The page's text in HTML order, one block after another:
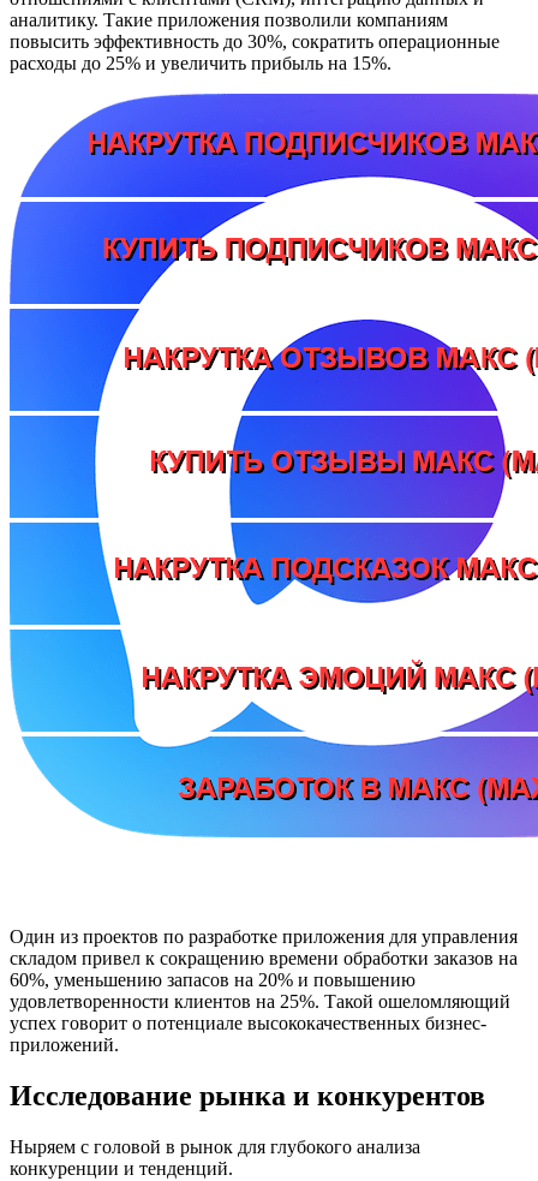
аналитику. Такие приложения позволили компаниям
повысить эффективность до 30%, сократить операционные
расходы до 25% и увеличить прибыль на 15%.
Один из проектов по разработке приложения для управления
складом привел к сокращению времени обработки заказов на
60%, уменьшению запасов на 20% и повышению
удовлетворенности клиентов на 25%. Такой ошеломляющий
успех говорит о потенциале высококачественных бизнес-
приложений.
Исследование рынка и конкурентов
Ныряем с головой в рынок для глубокого анализа
конкуренции и тенденций.